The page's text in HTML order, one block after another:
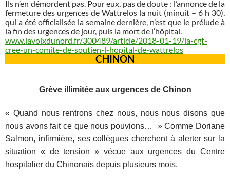
Ils n’en démordent pas. Pour eux, pas de doute : l’annonce de la
fermeture des urgences de Wattrelos la nuit (minuit – 6 h 30),
qui a été officialisée la semaine dernière, n’est que le prélude à
la fin des urgences de jour, puis la mort de l’hôpital.
www.lavoixdunord.fr/300489/article/2018-01-19/la-cgt-
cree-un-comite-de-soutien-l-hopital-de-wattrelos
CHINON
Grève illimitée aux urgences de Chinon
« Quand nous rentrons chez nous, nous nous disons que
nous avons fait ce que nous pouvions… » Comme Doriane
Salmon, infirmière, ses collègues cherchent à alerter sur la
situation « de tension » vécue aux urgences du Centre
hospitalier du Chinonais depuis plusieurs mois.